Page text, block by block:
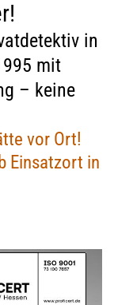
in
mit
– keine
vor Ort!
Einsatzort in